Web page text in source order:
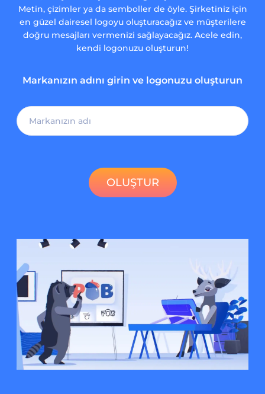
Metin, çizimler ya da semboller de öyle. Şirketiniz için
en güzel dairesel logoyu oluşturacağız ve müşterilere
doğru mesajları vermenizi sağlayacağız. Acele edin,
kendi logonuzu oluşturun!
Markanızın adını girin ve logonuzu oluşturun
OLUŞTUR